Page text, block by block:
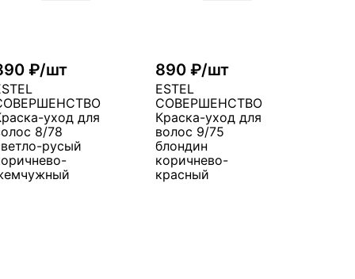
₽/шт
уход для
8/78
русый
890 ₽/шт
ESTEL
СОВЕРШЕНСТВО
Краска-уход для
волос 9/75
блондин
коричнево-
красный